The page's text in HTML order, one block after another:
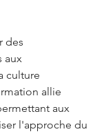
des
aux
culture
allie
aux
l'approche du